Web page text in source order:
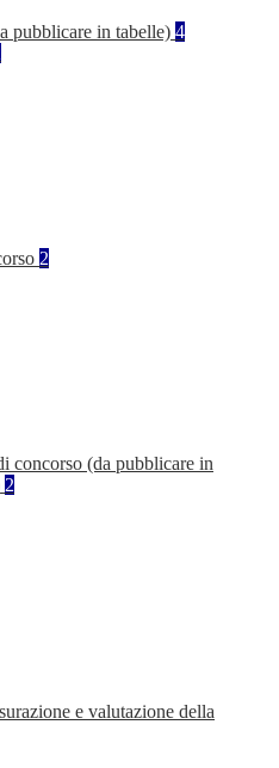
pubblicare in tabelle) 4
2
concorso (da pubblicare in
2
e valutazione della